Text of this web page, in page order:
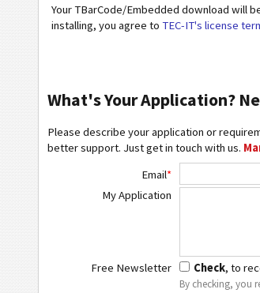
Your TBarCode/Embedded download will
installing, you agree to TEC-IT's license
What's Your Application?
Please describe your application or
better support. Just get in touch with us.
Email*
My Application
Free Newsletter Check, to
By checking, you